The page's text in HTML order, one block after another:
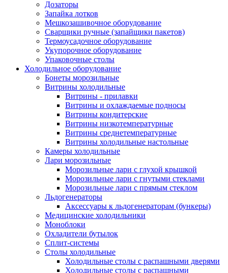
Дозаторы
Запайка лотков
Мешкозашивочное оборудование
Сварщики ручные (запайщики пакетов)
Термоусадочное оборудование
Укупорочное оборудование
Упаковочные столы
Холодильное оборудование
Бонеты морозильные
Витрины холодильные
Витрины - прилавки
Витрины и охлаждаемые подносы
Витрины кондитерские
Витрины низкотемпературные
Витрины среднетемпературные
Витрины холодильные настольные
Камеры холодильные
Лари морозильные
Морозильные лари с глухой крышкой
Морозильные лари с гнутыми стеклами
Морозильные лари с прямым стеклом
Льдогенераторы
Аксессуары к льдогенераторам (бункеры)
Медицинские холодильники
Моноблоки
Охладители бутылок
Сплит-системы
Столы холодильные
Холодильные столы с распашными дверями
Холодильные столы с распашными